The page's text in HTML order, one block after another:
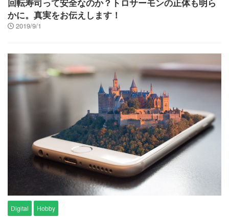
回転寿司って安全なのか？トロサーモンの正体も明ら
かに。真実をお伝えします！
2019/9/1
Digital Hobby